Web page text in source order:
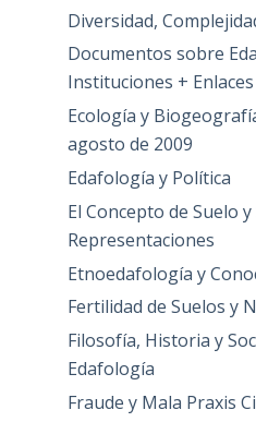
Diversidad,
Documentos sobre
Instituciones + Enlaces
Ecología y
agosto de 2009
Edafología y Política
El Concepto de Suelo y
Representaciones
Etnoedafología y
Fertilidad de Suelos y
Filosofía, Historia y
Edafología
Fraude y Mala Praxis